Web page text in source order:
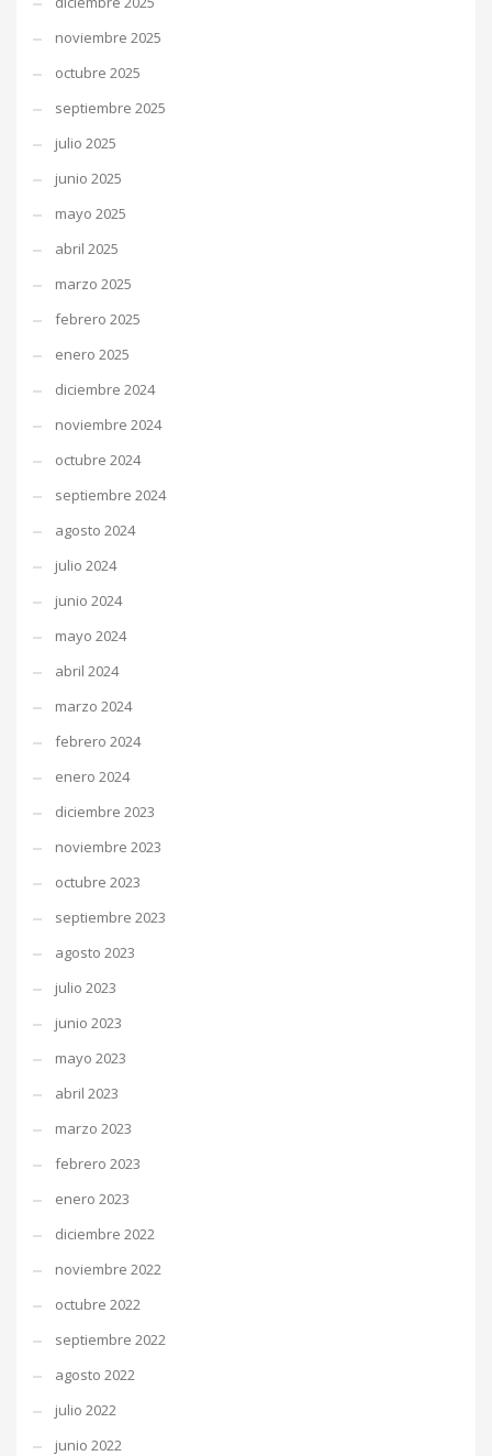
noviembre 2025
octubre 2025
septiembre 2025
julio 2025
junio 2025
mayo 2025
abril 2025
marzo 2025
febrero 2025
enero 2025
diciembre 2024
noviembre 2024
octubre 2024
septiembre 2024
agosto 2024
julio 2024
junio 2024
mayo 2024
abril 2024
marzo 2024
febrero 2024
enero 2024
diciembre 2023
noviembre 2023
octubre 2023
septiembre 2023
agosto 2023
julio 2023
junio 2023
mayo 2023
abril 2023
marzo 2023
febrero 2023
enero 2023
diciembre 2022
noviembre 2022
octubre 2022
septiembre 2022
agosto 2022
julio 2022
junio 2022